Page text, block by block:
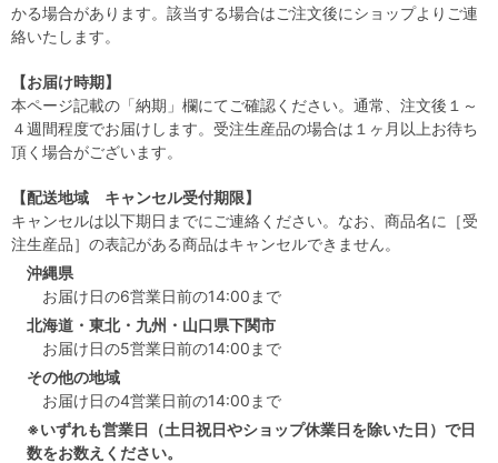
かる場合があります。該当する場合はご注文後にショップよりご連
絡いたします。
【お届け時期】
本ページ記載の「納期」欄にてご確認ください。通常、注文後１～
４週間程度でお届けします。受注生産品の場合は１ヶ月以上お待ち
頂く場合がございます。
【配送地域 キャンセル受付期限】
キャンセルは以下期日までにご連絡ください。なお、商品名に［受
注生産品］の表記がある商品はキャンセルできません。
沖縄県
お届け日の6営業日前の14:00まで
北海道・東北・九州・山口県下関市
お届け日の5営業日前の14:00まで
その他の地域
お届け日の4営業日前の14:00まで
※いずれも営業日（土日祝日やショップ休業日を除いた日）で日
数をお数えください。